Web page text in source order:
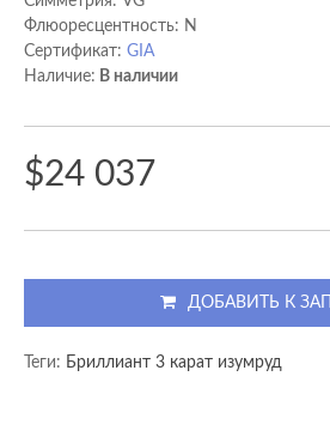
Флюоресцентность: N
Сертификат: GIA
Наличие: В наличии
$24 037
ДОБАВИТЬ К
Теги: Бриллиант 3 карат изумруд